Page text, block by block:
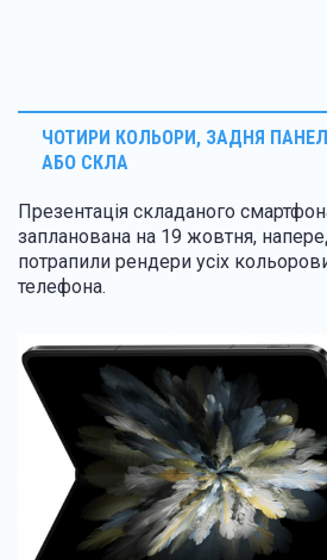
ЧОТИРИ КОЛЬОРИ, ЗАДНЯ
АБО СКЛА
Презентація складаного
запланована на 19 жовтня,
потрапили рендери усіх
телефона.